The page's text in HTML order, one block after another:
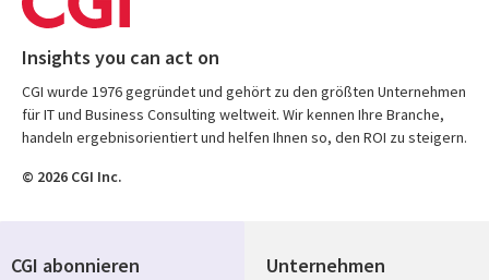
Insights you can act on
CGI wurde 1976 gegründet und gehört zu den größten Unternehmen
für IT und Business Consulting weltweit. Wir kennen Ihre Branche,
handeln ergebnisorientiert und helfen Ihnen so, den ROI zu steigern.
© 2026 CGI Inc.
Unternehmen
CGI abonnieren